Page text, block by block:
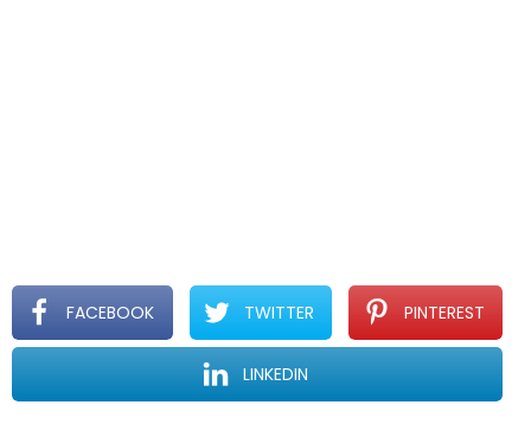
FACEBOOK TWITTER PINTEREST
LINKEDIN